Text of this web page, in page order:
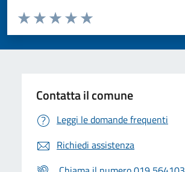
Valuta da 1 a 5 stelle la pagina
Valuta 5 stelle su 5
Valuta 4 stelle su 5
Valuta 3 stelle su 5
Valuta 2 stelle su 5
Valuta 1 stelle su 5
Contatta il comune
Leggi le domande frequenti
Richiedi assistenza